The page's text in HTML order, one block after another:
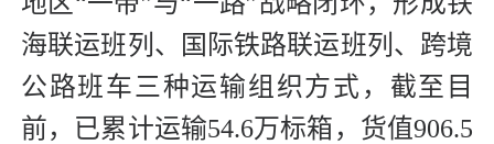
海联运班列、国际铁路联运班列、跨境
公路班车三种运输组织方式，截至目
前，已累计运输54.6万标箱，货值906.5